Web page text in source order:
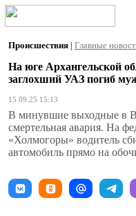
Происшествия | Главные
На юге Архангельской
заглохший УАЗ погиб
15.09.25 15:13
В минувшие выходные в
смертельная авария. На
«Холмогоры» водитель
автомобиль прямо на